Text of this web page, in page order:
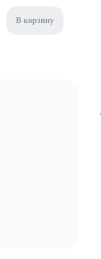
В корзину